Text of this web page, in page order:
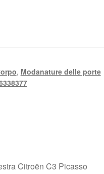
, Modanature delle porte
Citroën C3 Picasso